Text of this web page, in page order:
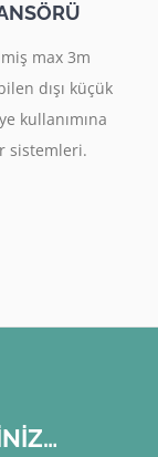
max 3m
dışı küçük
kullanımına
sistemleri.